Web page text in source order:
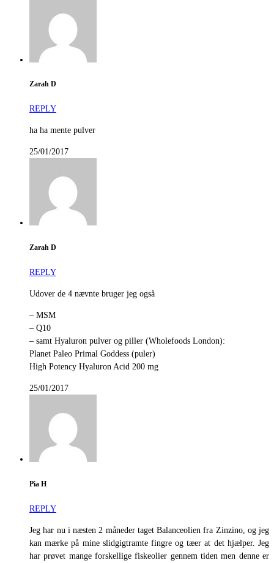
Zarah D
REPLY
ha ha mente pulver
25/01/2017
Zarah D
REPLY
Udover de 4 nævnte bruger jeg også
– MSM
– Q10
– samt Hyaluron pulver og piller (Wholefoods London):
Planet Paleo Primal Goddess (puler)
High Potency Hyaluron Acid 200 mg
25/01/2017
Pia H
REPLY
Jeg har nu i næsten 2 måneder taget Balanceolien fra Zinzino, og jeg
kan mærke på mine slidgigtramte fingre og tæer at det hjælper. Jeg
har prøvet mange forskellige fiskeolier gennem tiden men denne er